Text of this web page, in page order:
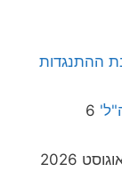
ההתנגדות
6